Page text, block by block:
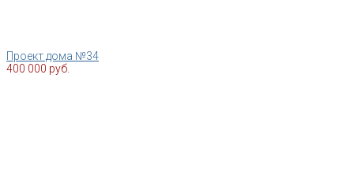
Проект дома №34
400 000 руб.